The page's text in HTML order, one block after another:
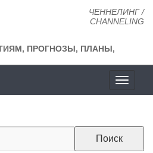
ЧЕННЕЛИНГ /
CHANNELING
ПРОГНОЗЫ, ПЛАНЫ,
сайта